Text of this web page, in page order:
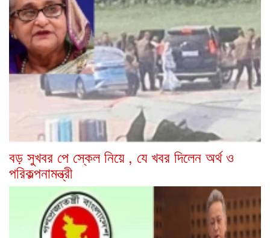
বড় সুখবর পে স্কেল নিয়ে , যে খবর দিলেন অর্থ ও
পরিকল্পনামন্ত্রী